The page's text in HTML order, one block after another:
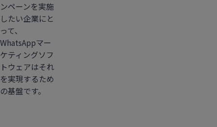
ンペーンを実施
したい企業にと
って、
WhatsAppマー
ケティングソフ
トウェアはそれ
を実現するため
の基盤です。